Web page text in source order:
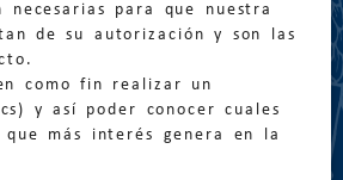
necesarias para que nuestra
de su autorización y son las
como fin realizar un
y así poder conocer cuales
más interés genera en la
976 399 354